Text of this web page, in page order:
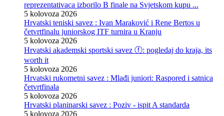
reprezentativaca izborilo B finale na Svjetskom kupu ...
5 kolovoza 2026
Hrvatski teniski savez : Ivan Maraković i Rene Bertos u
četvrtfinalu juniorskog ITF turnira u Kranju
5 kolovoza 2026
Hrvatski akademski sportski savez ⓕ: pogledaj do kraja, its
worth it
5 kolovoza 2026
Hrvatski rukometni savez : Mlađi juniori: Raspored i satnica
četvrtfinala
5 kolovoza 2026
Hrvatski planinarski savez : Poziv - ispit A standarda
5 kolovoza 2026